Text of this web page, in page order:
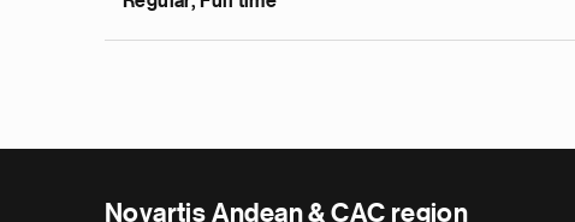
Novartis Andean & CAC region